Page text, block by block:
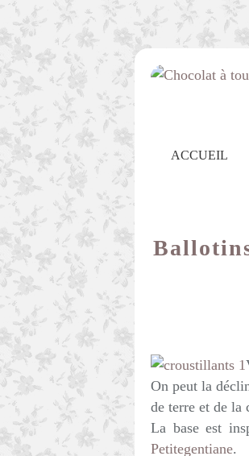
ACCUEIL
On peut la
de terre et de la
La base est
Petitegentiane.